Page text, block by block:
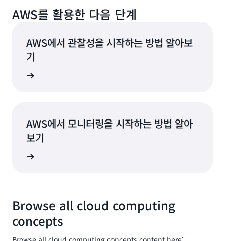
AWS를 활용한 다음 단계
AWS에서 관찰성을 시작하는 방법 알아보
기
AWS에서 모니터링을 시작하는 방법 알아
보기
Browse all cloud computing
concepts